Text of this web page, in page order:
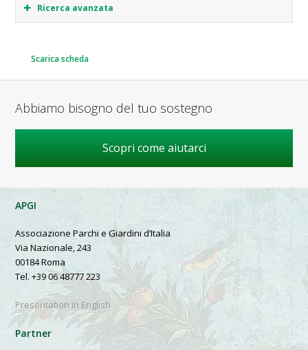
Ricerca avanzata
Scarica scheda
Abbiamo bisogno del tuo sostegno
Scopri come aiutarci
APGI
Associazione Parchi e Giardini d’Italia
Via Nazionale, 243
00184 Roma
Tel. +39 06 48777 223
Presentation in English
Partner